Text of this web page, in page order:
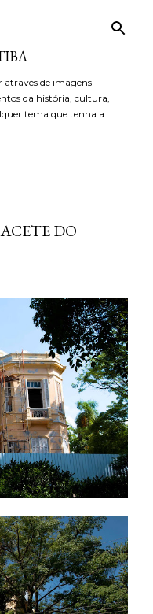
de imagens
da história, cultura,
tema que tenha a
DO